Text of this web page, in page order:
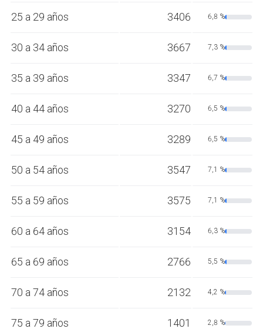
25 a 29 años 3406 6,8 %
30 a 34 años 3667 7,3 %
35 a 39 años 3347 6,7 %
40 a 44 años 3270 6,5 %
45 a 49 años 3289 6,5 %
50 a 54 años 3547 7,1 %
55 a 59 años 3575 7,1 %
60 a 64 años 3154 6,3 %
65 a 69 años 2766 5,5 %
70 a 74 años 2132 4,2 %
75 a 79 años 1401 2,8 %